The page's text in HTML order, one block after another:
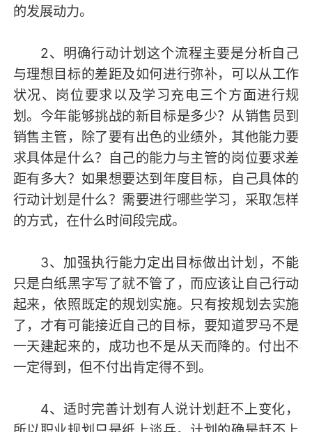
的发展动力。
2、明确行动计划这个流程主要是分析自己
与理想目标的差距及如何进行弥补，可以从工作
状况、岗位要求以及学习充电三个方面进行规
划。今年能够挑战的新目标是多少？从销售员到
销售主管，除了要有出色的业绩外，其他能力要
求具体是什么？自己的能力与主管的岗位要求差
距有多大？如果想要达到年度目标，自己具体的
行动计划是什么？需要进行哪些学习，采取怎样
的方式，在什么时间段完成。
3、加强执行能力定出目标做出计划，不能
只是白纸黑字写了就不管了，而应该让自己行动
起来，依照既定的规划实施。只有按规划去实施
了，才有可能接近自己的目标，要知道罗马不是
一天建起来的，成功也不是从天而降的。付出不
一定得到，但不付出肯定得不到。
4、适时完善计划有人说计划赶不上变化，